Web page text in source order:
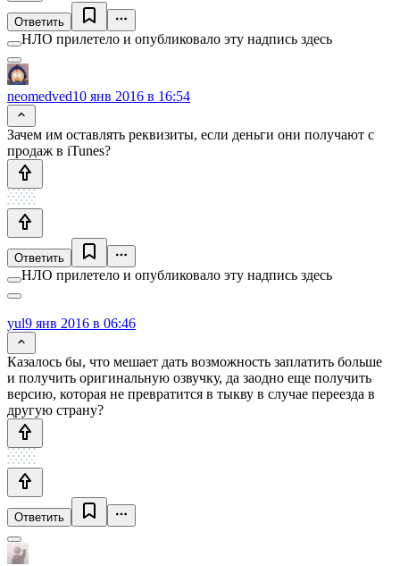
Ответить
НЛО прилетело и опубликовало эту надпись здесь
neomedved10 янв 2016 в 16:54
Зачем им оставлять реквизиты, если деньги они получают с
продаж в iTunes?
Ответить
НЛО прилетело и опубликовало эту надпись здесь
yul9 янв 2016 в 06:46
Казалось бы, что мешает дать возможность заплатить больше
и получить оригинальную озвучку, да заодно еще получить
версию, которая не превратится в тыкву в случае переезда в
другую страну?
Ответить